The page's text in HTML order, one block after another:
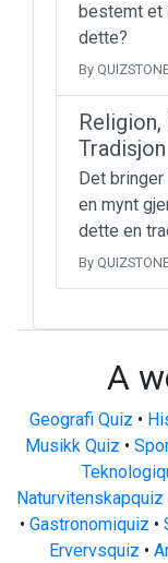
bestemt et
dette?
By
Tradisjon
Det
en mynt
dette en
By
A
Geografi Quiz •
Musikk Quiz •
Naturvitenskapquiz
• Gastronomiquiz •
Ervervsquiz •